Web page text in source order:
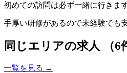
初めての訪問は必ず一緒に行きま
手厚い研修があるので未経験でも
同じエリアの求人 （6
一覧を見る →